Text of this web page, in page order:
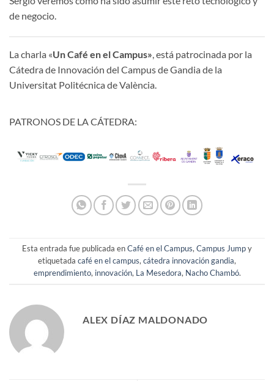
de negocio.
La charla «Un Café en el Campus» , está patrocinada por la
Cátedra de Innovación del Campus de Gandia de la
Universitat Politécnica de València.
PATRONOS DE LA CÁTEDRA:
Esta entrada fue publicada enCafé en el Campus,Campus Jumpy
etiquetada café en el campus,cátedra innovación gandia,
emprendimiento, innovación, La Mesedora, Nacho Chambó.
ALEX DÍAZ MALDONADO